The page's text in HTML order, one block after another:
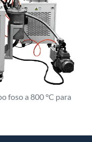
foso a 800 °C para